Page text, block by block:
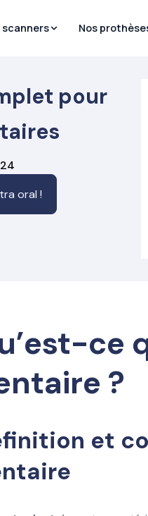
scanners Nos
pour
oral !
ce
?
et